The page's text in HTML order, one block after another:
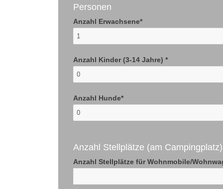
Personen
Anzahl Erwachsene*
Anzahl Kinder (3-14 Jahre) *
Anzahl Hunde*
Anzahl Stellplätze (am Campingplatz)
Anzahl Stellplätze für Wohnmobile/